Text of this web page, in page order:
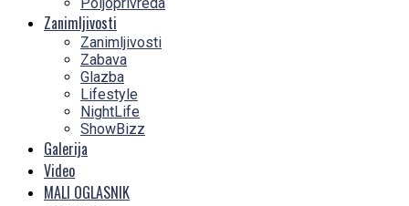
Zanimljivosti
Zanimljivosti
Zabava
Glazba
Lifestyle
NightLife
ShowBizz
Galerija
Video
MALI OGLASNIK